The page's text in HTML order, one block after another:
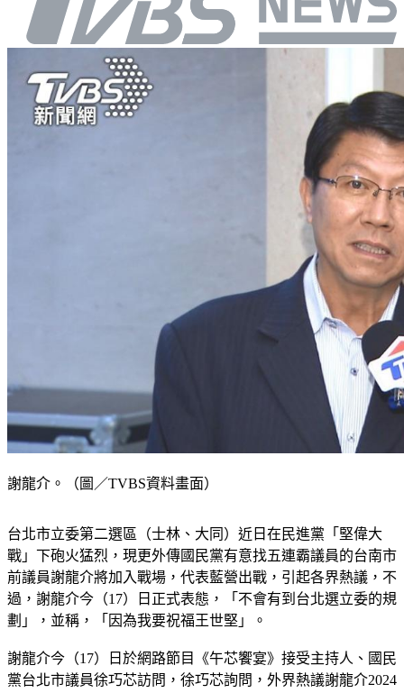
戰」下砲火猛烈，現更外傳國民黨有意找五連霸議員的台南市
前議員謝龍介將加入戰場，代表藍營出戰，引起各界熱議，不
過，謝龍介今（17）日正式表態，「不會有到台北選立委的規
劃」，並稱，「因為我要祝福王世堅」。
黨台北市議員徐巧芯訪問，徐巧芯詢問，外界熱議謝龍介2024
的下一步，是否將代表藍營參選艱困選區、第二選區（士林、